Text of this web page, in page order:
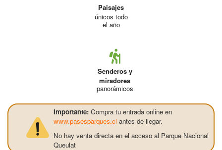
Paisajes
únicos todo
el año
Senderos y
miradores
panorámicos
Importante: Compra tu entrada online en
www.pasesparques.cl antes de llegar.
No hay venta directa en el acceso al Parque Nacional
Queulat